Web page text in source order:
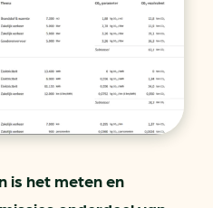
is het meten en